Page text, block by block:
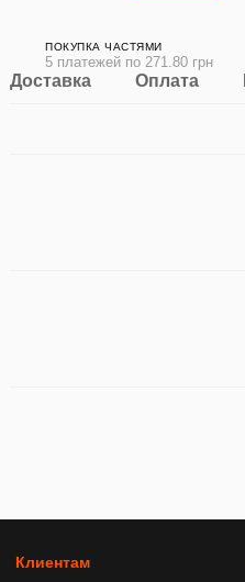
ПОКУПКА ЧАСТЯМИ
5 платежей по 271.80 грн
Доставка Оплата
Клиентам